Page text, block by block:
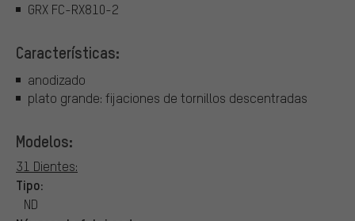
GRX FC-RX810-2
Características:
anodizado
plato grande: fijaciones de tornillos descentradas
Modelos:
31 Dientes:
Tipo:
ND